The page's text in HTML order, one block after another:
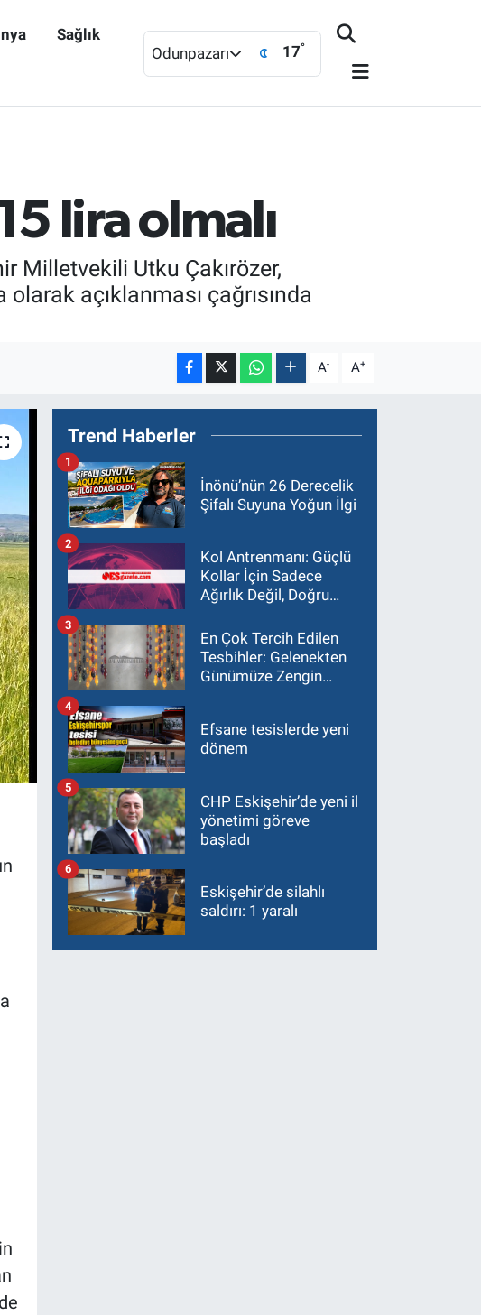
Sağlık
Odunpazarı 17°
lira olmalı
Milletvekili Utku Çakırözer,
açıklanması çağrısında
A- A+
Trend Haberler
İnönü’nün 26 Derecelik
Şifalı Suyuna Yoğun İlgi
1
Kol Antrenmanı: Güçlü
Kollar İçin Sadece
Ağırlık Değil, Doğru
2
En Çok Tercih Edilen
Tesbihler: Gelenekten
Günümüze Zengin
3
Efsane tesislerde yeni
dönem
4
CHP Eskişehir’de yeni il
yönetimi göreve
başladı
5
Eskişehir’de silahlı
saldırı: 1 yaralı
6